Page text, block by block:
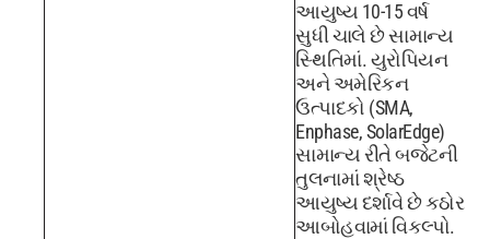
આયુષ્ય 10-15 વર્ષ
સુધી ચાલે છે સામાન્ય
સ્થિતિમાં. યુરોપિયન
અને અમેરિકન
ઉત્પાદકો (SMA,
Enphase, SolarEdge)
સામાન્ય રીતે બજેટની
તુલનામાં શ્રેષ્ઠ
આયુષ્ય દર્શાવે છે કઠોર
આબોહવામાં વિકલ્પો.